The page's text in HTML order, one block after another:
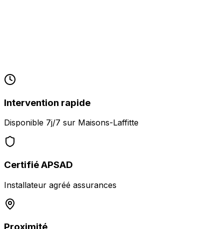
Intervention rapide
Disponible 7j/7 sur Maisons-Laffitte
Certifié APSAD
Installateur agréé assurances